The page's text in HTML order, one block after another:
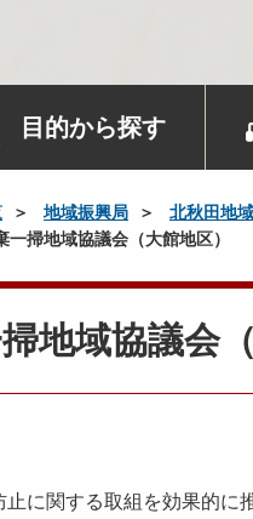
目的から探す
地域振興局 北秋田地
掃地域協議会（大館地区）
地域協議会（
に関する取組を効果的